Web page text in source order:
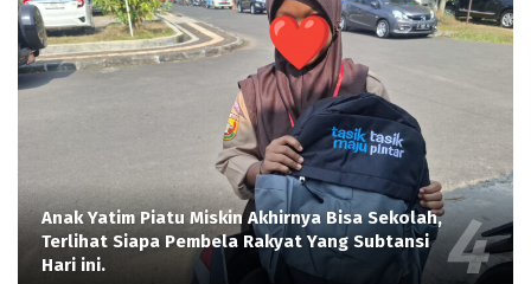
Anak Yatim Piatu Miskin Akhirnya Bisa Sekolah,
Terlihat Siapa Pembela Rakyat Yang Subtansi
Hari ini.